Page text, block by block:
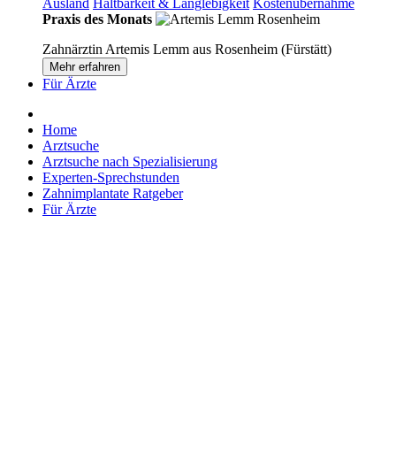
Praxis des Monats
Zahnärztin Artemis Lemm aus Rosenheim (Fürstätt)
Mehr erfahren
Für Ärzte
Home
Arztsuche
Arztsuche nach Spezialisierung
Experten-Sprechstunden
Zahnimplantate Ratgeber
Für Ärzte